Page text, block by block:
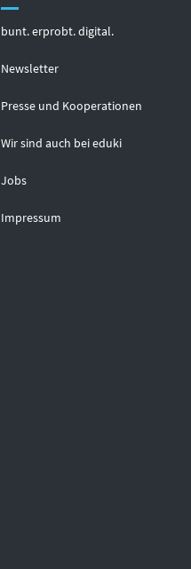
bunt. erprobt. digital.
Newsletter
Presse und Kooperationen
Wir sind auch bei eduki
Jobs
Impressum